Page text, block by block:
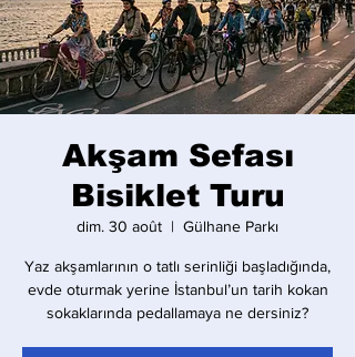
Akşam Sefası
Bisiklet Turu
dim. 30 août
  |
Gülhane Parkı
Yaz akşamlarının o tatlı serinliği başladığında,
evde oturmak yerine İstanbul’un tarih kokan
sokaklarında pedallamaya ne dersiniz?